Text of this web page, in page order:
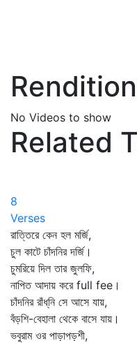
Rendition
No Videos to show
Related
8
Verses
রাত্তিরে কেন হল মর্জি,
চুল কাটে চাঁদনির দর্জি।
চুমরিয়ে দিল তার জুলফি,
নাপিত আদায় করে full fee।
চাঁদনির রাঁধ্‌নি সে আসে যায়,
বঁড়শি-বেহালা থেকে বাসে যায়।
ভবুরাম ওর পাড়াপড়শী,